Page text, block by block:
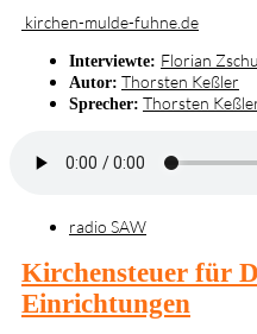
kirchen-mulde-fuhne.de
Interviewte: Florian
Autor: Thorsten Keßler
Sprecher: Thorsten
radio SAW
Kirchensteuer für
Einrichtungen